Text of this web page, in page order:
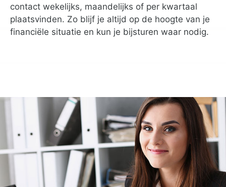
contact wekelijks, maandelijks of per kwartaal
plaatsvinden. Zo blijf je altijd op de hoogte van je
financiële situatie en kun je bijsturen waar nodig.